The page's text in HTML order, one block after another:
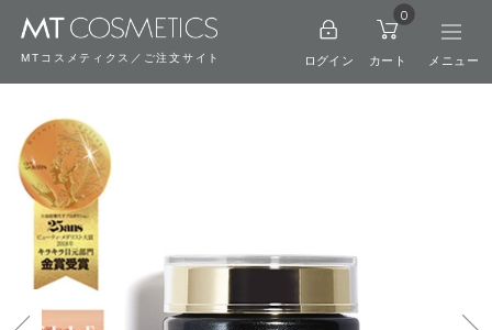
MTコスメティクス／ご注文サイト ログイン カート
0